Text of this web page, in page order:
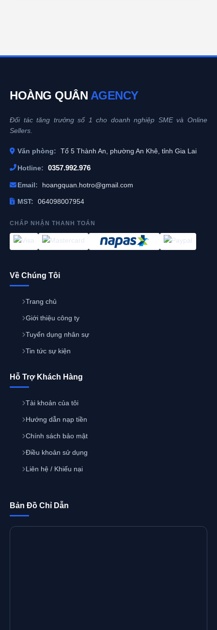
HOÀNG QUÂN AGENCY
Đối tác tăng trưởng số 1 cho doanh nghiệp SME và Online
Sellers.
Văn phòng: Tổ 5 Thành An, phường An Khê, tỉnh Gia Lai
Hotline: 0357.992.976
Email: hoangquan.hotro@gmail.com
MST: 064098007954
CHẤP NHẬN THANH TOÁN
Về Chúng Tôi
Trang chủ
Giới thiệu công ty
Tuyển dụng nhân sự
Tin tức sự kiện
Hỗ Trợ Khách Hàng
Tài khoản của tôi
Hướng dẫn nạp tiền
Chính sách bảo mật
Điều khoản sử dụng
Liên hệ / Khiếu nại
Bản Đồ Chỉ Dẫn